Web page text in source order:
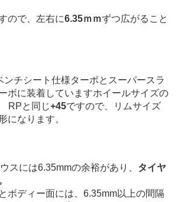
ので、左右に6.35ｍｍずつ広がること
チシート仕様ターボとスーパースラ
ボに装着していますホイールサイズの
RPと同じ+45ですので、リムサイズ
になります。
スには6.35mmの余裕があり、 タイヤ
ボディー面には、6.35mm以上の間隔